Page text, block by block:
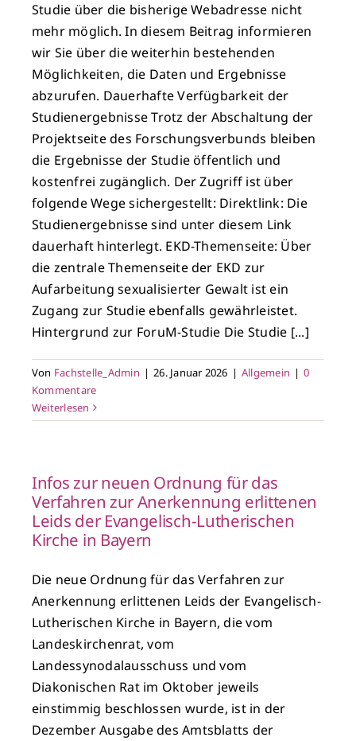
Studie über die bisherige Webadresse nicht
mehr möglich. In diesem Beitrag informieren
wir Sie über die weiterhin bestehenden
Möglichkeiten, die Daten und Ergebnisse
abzurufen. Dauerhafte Verfügbarkeit der
Studienergebnisse Trotz der Abschaltung der
Projektseite des Forschungsverbunds bleiben
die Ergebnisse der Studie öffentlich und
kostenfrei zugänglich. Der Zugriff ist über
folgende Wege sichergestellt: Direktlink: Die
Studienergebnisse sind unter diesem Link
dauerhaft hinterlegt. EKD-Themenseite: Über
die zentrale Themenseite der EKD zur
Aufarbeitung sexualisierter Gewalt ist ein
Zugang zur Studie ebenfalls gewährleistet.
Hintergrund zur ForuM-Studie Die Studie [...]
Von Fachstelle_Admin | 26. Januar 2026 | Allgemein | 0
Kommentare
Weiterlesen
Infos zur neuen Ordnung für das
Verfahren zur Anerkennung erlittenen
Leids der Evangelisch-Lutherischen
Kirche in Bayern
Die neue Ordnung für das Verfahren zur
Anerkennung erlittenen Leids der Evangelisch-
Lutherischen Kirche in Bayern, die vom
Landeskirchenrat, vom
Landessynodalausschuss und vom
Diakonischen Rat im Oktober jeweils
einstimmig beschlossen wurde, ist in der
Dezember Ausgabe des Amtsblatts der